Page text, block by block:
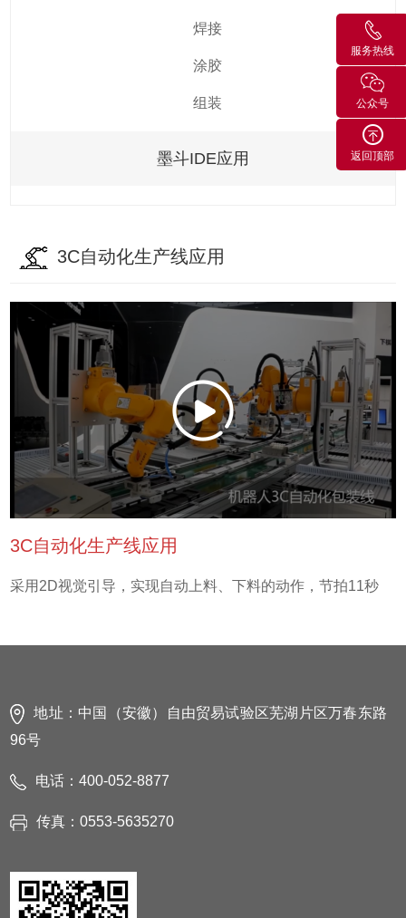
焊接
涂胶
组装
墨斗IDE应用
3C自动化生产线应用
3C自动化生产线应用
采用2D视觉引导，实现自动上料、下料的动作，节拍11秒
地址：中国（安徽）自由贸易试验区芜湖片区万春东路
96号
电话：400-052-8877
传真：0553-5635270
服务热线
公众号
返回顶部